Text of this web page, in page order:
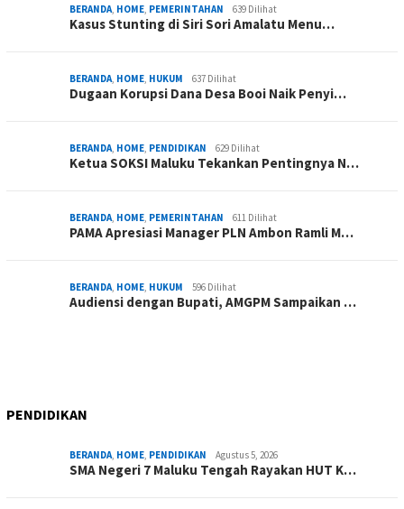
BERANDA, HOME, PEMERINTAHAN 639 Dilihat
Kasus Stunting di Siri Sori Amalatu Menu…
BERANDA, HOME, HUKUM 637 Dilihat
Dugaan Korupsi Dana Desa Booi Naik Penyi…
BERANDA, HOME, PENDIDIKAN 629 Dilihat
Ketua SOKSI Maluku Tekankan Pentingnya N…
BERANDA, HOME, PEMERINTAHAN 611 Dilihat
PAMA Apresiasi Manager PLN Ambon Ramli M…
BERANDA, HOME, HUKUM 596 Dilihat
Audiensi dengan Bupati, AMGPM Sampaikan …
PENDIDIKAN
BERANDA, HOME, PENDIDIKAN Agustus 5, 2026
SMA Negeri 7 Maluku Tengah Rayakan HUT K…